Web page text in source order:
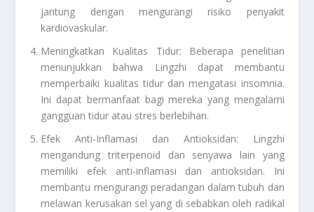
jantung dengan mengurangi risiko penyakit
kardiovaskular.
Meningkatkan Kualitas Tidur: Beberapa penelitian
menunjukkan bahwa Lingzhi dapat membantu
memperbaiki kualitas tidur dan mengatasi insomnia.
Ini dapat bermanfaat bagi mereka yang mengalami
gangguan tidur atau stres berlebihan.
Efek Anti-Inflamasi dan Antioksidan: Lingzhi
mengandung triterpenoid dan senyawa lain yang
memiliki efek anti-inflamasi dan antioksidan. Ini
membantu mengurangi peradangan dalam tubuh dan
melawan kerusakan sel yang di sebabkan oleh radikal